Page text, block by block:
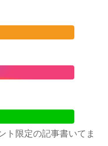
ト限定の記事書いてま